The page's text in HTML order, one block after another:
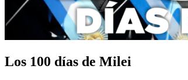
Los 100 días de Milei